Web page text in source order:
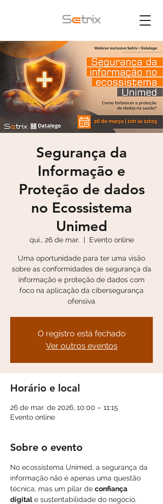
Segurança da
Informação e
Proteção de dados
no Ecossistema
Unimed
qui., 26 de mar.
  |
Evento online
Uma oportunidade para ter uma visão
sobre as conformidades de segurança da
informação e proteção de dados com
foco na aplicação da cibersegurança
ofensiva
O registro está fechado
Ver outros eventos
Horário e local
26 de mar. de 2026, 10:00 – 11:15
Evento online
Sobre o evento
No ecossistema Unimed, a segurança da
informação não é apenas uma questão
técnica, mas um pilar de confiança
digital e sustentabilidade do negócio.